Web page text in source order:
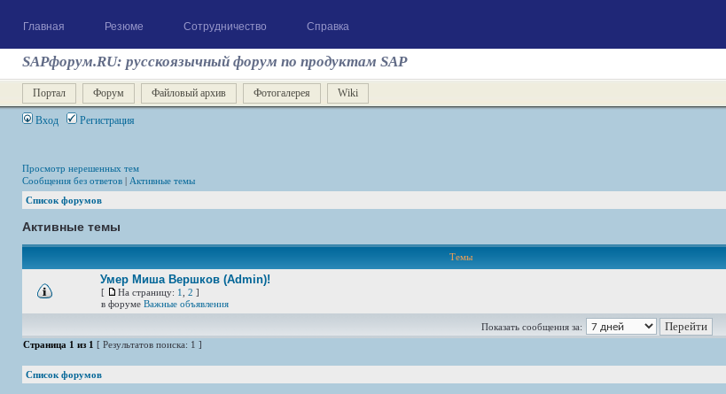
Главная Резюме Сотрудничество Справка
SAPфорум.RU: русскоязычный форум по продуктам SAP
Портал Форум Файловый архив Фотогалерея Wiki
Вход Регистрация
Просмотр нерешенных тем
Сообщения без ответов | Активные темы
Список форумов
Активные темы
Темы
Умер Миша Вершков (Admin)!
[ На страницу: 1 2 ]
в форуме Важные объявления
Показать сообщения за:
Страница 1 из 1 [ Результатов поиска: 1 ]
Список форумов